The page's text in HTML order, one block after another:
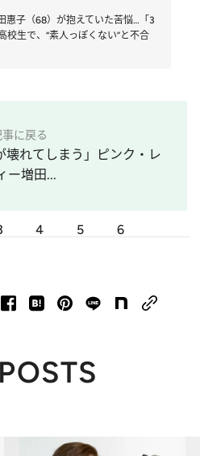
惠子（68）が抱えていた苦悩…「3
校生で、“素人っぽくない”と不合
に戻る
壊れてしまう」ピンク・レ
ー増田...
4 5 6